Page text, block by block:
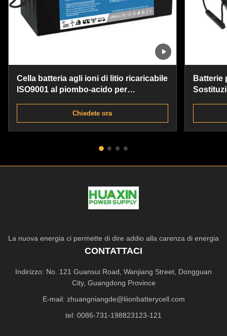
Cella batteria agli ioni di litio ricaricabile
ISO9001 al piombo-acido per
Chiedete ora
Batterie
La nuova energia ci permette di dire addio alla carenza di energia
CONTATTACI
Indirizzo: No. 121 Guansui Road, Wanjiang Street, Dongguan
City, Guangdong Province
E-mail: zhuangniangde@liionbatterycell.com
tel: 0086-731-198823123-121